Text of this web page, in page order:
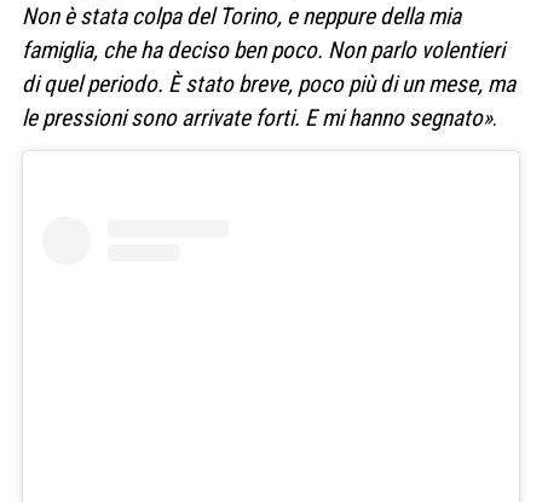
Non è stata colpa del Torino, e neppure della mia
famiglia, che ha deciso ben poco. Non parlo volentieri
di quel periodo. È stato breve, poco più di un mese, ma
le pressioni sono arrivate forti. E mi hanno segnato».